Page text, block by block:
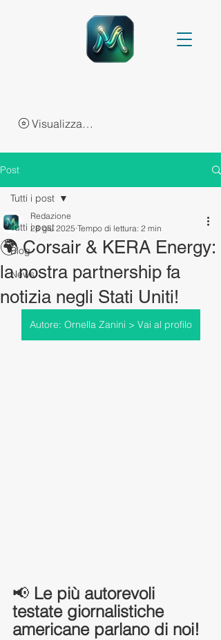
Visualizza punti
Post
Tutti i post
Blog
News
Tutti i post
🌍 Corsair & KERA Energy:
la nostra partnership fa
notizia negli Stati Uniti!
Redazione
28 giu 2025 Tempo di lettura: 2 min
Autore: Ornella Zanini > Vai al profilo
📢 Le più autorevoli
testate giornalistiche
americane parlano di noi!